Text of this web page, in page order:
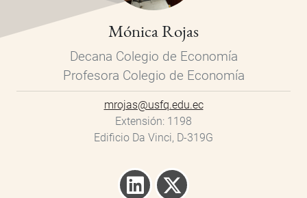
Mónica Rojas
Decana Colegio de Economía
Profesora Colegio de Economía
mrojas@usfq.edu.ec
Extensión 1198
Edificio Da Vinci, D-319G